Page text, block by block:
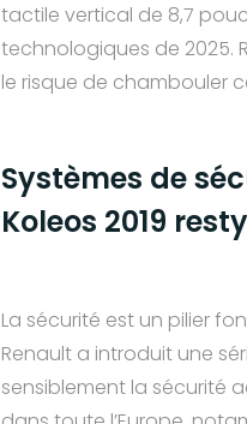
tactile vertical de 8,7
technologiques de 2025.
le risque de chambouler
Systèmes de
Koleos 2019
La sécurité est un pilier
Renault a introduit une
sensiblement la sécurité